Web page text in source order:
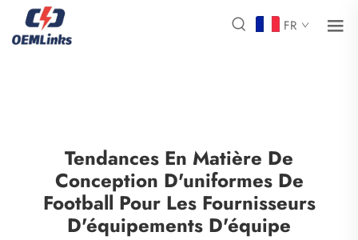
FR
Tendances En Matière De
Conception D'uniformes De
Football Pour Les Fournisseurs
D'équipements D'équipe